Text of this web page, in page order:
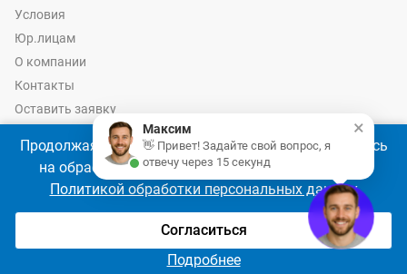
Избранное
Условия
Юр.лицам
О компании
Контакты
Оставить заявку
Калькулятор крепежа
© 2026 год Оптово-розничные продажи крепежа и инструмента -
Ремкреп.ру
Продолжая использовать наш сайт, Вы соглашаетесь
на обработку файлов cookie 🍪 в соответствии с
Политикой обработки персональных данных
Согласиться
Подробнее
×
Максим
👋 Привет! Задайте свой вопрос, я
отвечу через 15 секунд